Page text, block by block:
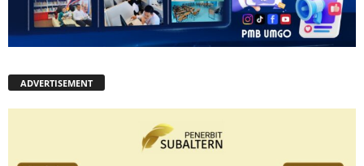
ADVERTISEMENT